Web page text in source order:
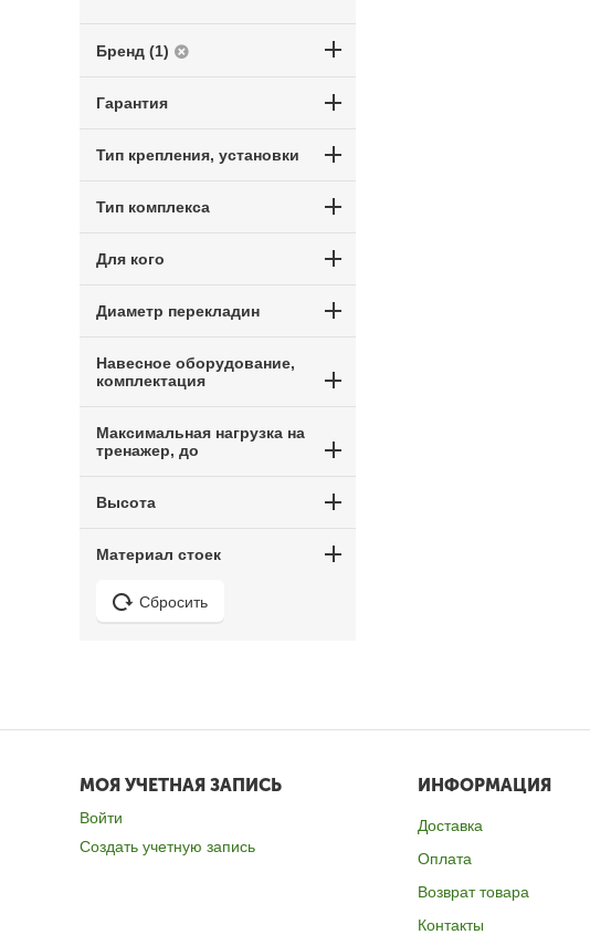
Бренд (1)
Гарантия
Тип крепления, установки
Тип комплекса
Для кого
Диаметр перекладин
Навесное оборудование,
комплектация
Максимальная нагрузка на
тренажер, до
Высота
Материал стоек
Сбросить
МОЯ УЧЕТНАЯ ЗАПИСЬ
Войти
Создать учетную запись
ИНФОРМАЦИЯ
Доставка
Оплата
Возврат товара
Контакты